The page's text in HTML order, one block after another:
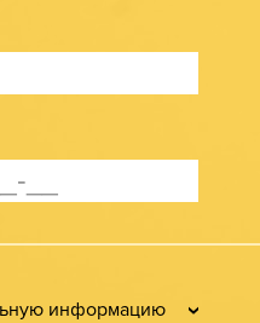
информацию